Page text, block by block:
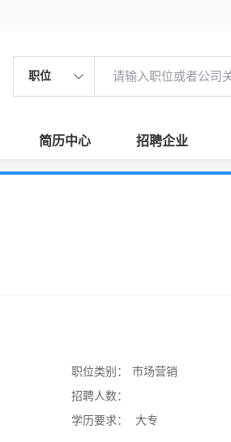
职位
简历中心 招聘企业
职位类别：
市场营销
招聘人数：
学历要求：
大专